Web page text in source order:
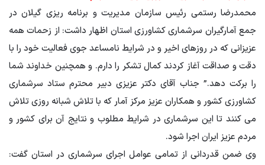
محمدرضا رستمی رئیس سازمان مدیریت و برنامه ریزی گیلان در
جمع آمارگیران سرشماری کشاورزی استان اظهار داشت: از زحمات همه
عزیزانی که در روزهای اخیر و در شرایط نامساعد جوی فعالیت خود را با
دقت و صداقت آغاز کردند کمال تشکر را دارم. و همچنین خداوند شما
را برکت دهد.” جناب آقای دکتر عزیزی دبیر محترم ستاد سرشماری
کشاورزی کشور و همکاران عزیز مرکز آمار که با تلاش شبانه روزی تلاش
می کنند تا این سرشماری در شرایط مطلوب و نتایج آن برای کشور و
مردم عزیز ایران اجرا شود.
وی ضمن قدردانی از تمامی عوامل اجرای سرشماری در استان گفت: